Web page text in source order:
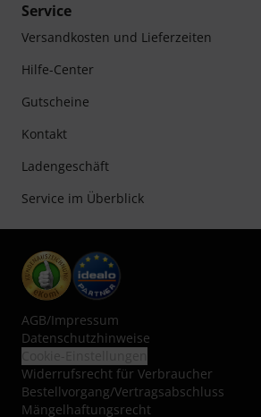
Service
Versandkosten und Lieferzeiten
Hilfe-Center
Gutscheine
Kontakt
Ladengeschäft
Service im Überblick
AGB/Impressum
Datenschutzhinweise
Widerrufsrecht für Verbraucher
Bestellvorgang/Vertragsabschluss
Mängelhaftungsrecht